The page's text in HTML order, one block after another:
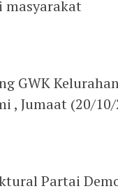
masyarakat
GWK
, Jumaat (20/
Partai